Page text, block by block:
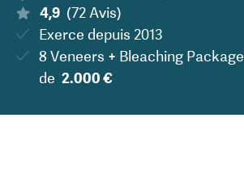
4,9 (72 Avis)
Exerce depuis 2013
8 Veneers + Bleaching Package
de 2.000 €